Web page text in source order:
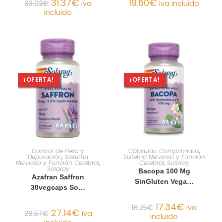
33.02€ 31.37€ iva
incluido
19.60€ iva incluido
¡OFERTA!
AÑADIR AL CARRITO
Control de Peso y
Depuración, Sistema
Nervioso y Función Cerebral,
Solaray
Azafran Saffron
30vegcaps So…
28.57€ 27.14€ iva
¡OFERTA!
AÑADIR AL CARRITO
Cápsulas-Comprimidos,
Sistema Nervioso y Función
Cerebral, Solaray
Bacopa 100 Mg
SinGluten Vega…
18.25€ 17.34€ iva
incluido